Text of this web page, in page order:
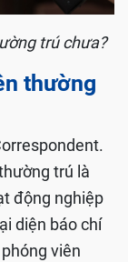
trú chưa?
thường
trú là
động nghiệp
diện báo chí
viên